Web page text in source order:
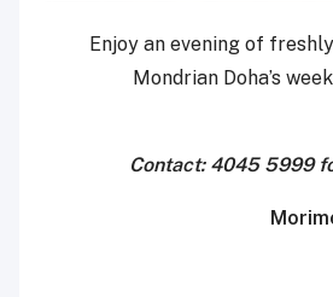
Enjoy an evening of
Mondrian Doha’s
Contact: 4045 5999